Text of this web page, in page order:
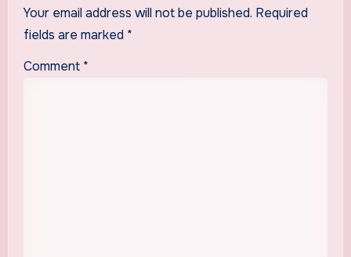
Your email address will not be published. Required
fields are marked *
Comment *